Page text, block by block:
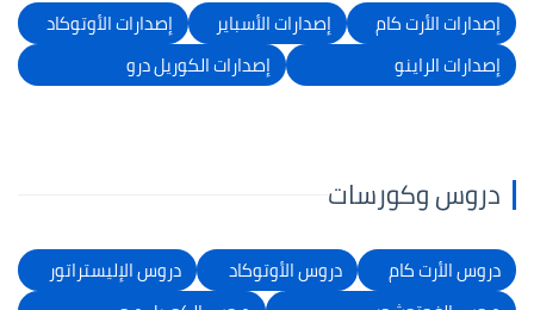
إصدارات الأرت كام إصدارات الأسباير
إصدارات الأوتوكاد
إصدارات الراينو
إصدارات الكوريل درو
دروس وكورسات
دروس الأرت كام دروس الأوتوكاد
دروس الإليستراتور